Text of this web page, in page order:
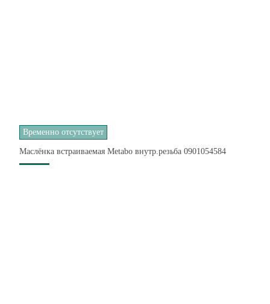
Временно отсутствует
Маслёнка встраиваемая Metabo внутр.резьба 0901054584